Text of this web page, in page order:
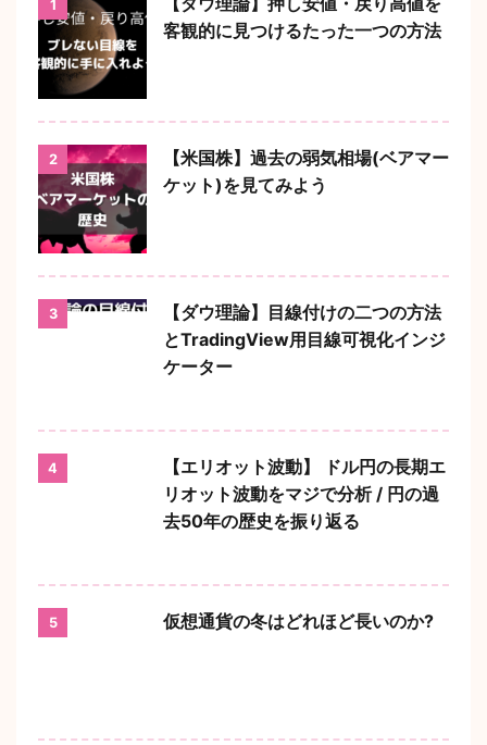
1
客観的に見つけるたった一つの方法
2
【米国株】過去の弱気相場(ベアマー
ケット)を見てみよう
3
【ダウ理論】目線付けの二つの方法
とTradingView用目線可視化インジ
ケーター
4
【エリオット波動】 ドル円の長期エ
リオット波動をマジで分析 / 円の過
去50年の歴史を振り返る
5 仮想通貨の冬はどれほど長いのか?